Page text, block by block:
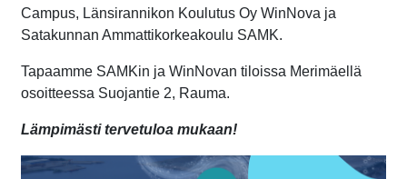
Campus, Länsirannikon Koulutus Oy WinNova ja
Satakunnan Ammattikorkeakoulu SAMK.
Tapaamme SAMKin ja WinNovan tiloissa Merimäellä
osoitteessa Suojantie 2, Rauma.
Lämpimästi tervetuloa mukaan!